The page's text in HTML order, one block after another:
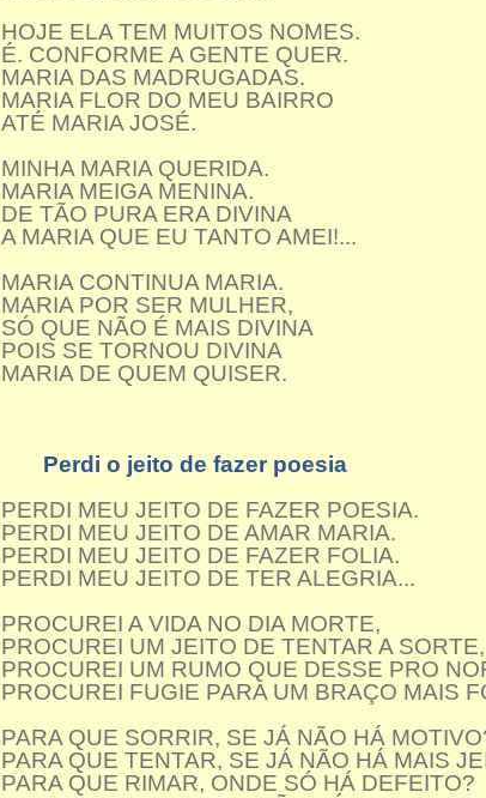
HOJE ELA TEM MUITOS NOMES.
É. CONFORME A GENTE QUER.
MARIA DAS MADRUGADAS.
MARIA FLOR DO MEU BAIRRO
ATÉ MARIA JOSÉ.
MINHA MARIA QUERIDA.
MARIA MEIGA MENINA.
DE TÃO PURA ERA DIVINA
A MARIA QUE EU TANTO AMEI!...
MARIA CONTINUA MARIA.
MARIA POR SER MULHER,
SÓ QUE NÃO É MAIS DIVINA
POIS SE TORNOU DIVINA
MARIA DE QUEM QUISER.
Perdi o jeito de fazer poesia
PERDI MEU JEITO DE FAZER POESIA.
PERDI MEU JEITO DE AMAR MARIA.
PERDI MEU JEITO DE FAZER FOLIA.
PERDI MEU JEITO DE TER ALEGRIA...
PROCUREI A VIDA NO DIA MORTE,
PROCUREI UM JEITO DE TENTAR A SORTE,
PROCUREI UM RUMO QUE DESSE PRO
PROCUREI FUGIE PARA UM BRAÇO MAIS
PARA QUE SORRIR, SE JÁ NÃO HÁ
PARA QUE TENTAR, SE JÁ NÃO HÁ MAIS
PARA QUE RIMAR, ONDE SÓ HÁ DEFEITO?